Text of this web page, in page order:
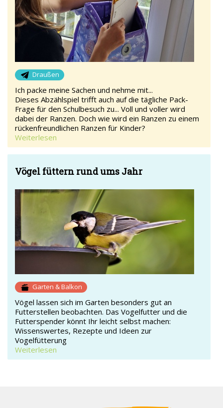
Draußen
Ich packe meine Sachen und nehme mit...
Dieses Abzählspiel trifft auch auf die tägliche Pack-
Frage für den Schulbesuch zu... Voll und voller wird
dabei der Ranzen. Doch wie wird ein Ranzen zu einem
rückenfreundlichen Ranzen für Kinder?
Weiterlesen
Vögel füttern rund ums Jahr
Garten & Balkon
Vögel lassen sich im Garten besonders gut an
Futterstellen beobachten. Das Vogelfutter und die
Futterspender könnt Ihr leicht selbst machen:
Wissenswertes, Rezepte und Ideen zur
Vogelfütterung
Weiterlesen